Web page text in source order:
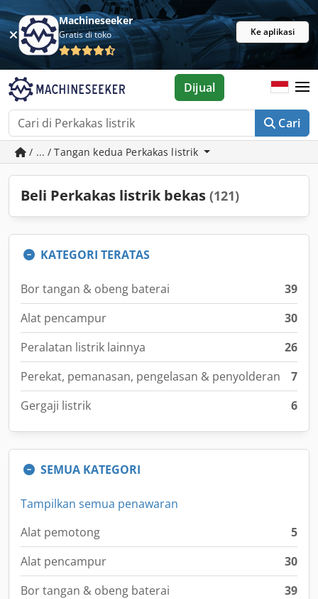
Machineseeker
Gratis di toko Ke aplikasi
Cari
Dijual
/ ... / Tangan kedua Perkakas listrik
Beli Perkakas listrik bekas (121)
KATEGORI TERATAS
Bor tangan & obeng baterai
39
Alat pencampur
30
Peralatan listrik lainnya
26
Perekat, pemanasan, pengelasan & penyolderan
7
Gergaji listrik
6
SEMUA KATEGORI
Tampilkan semua penawaran
Alat pemotong
5
Alat pencampur
30
Bor tangan & obeng baterai
39